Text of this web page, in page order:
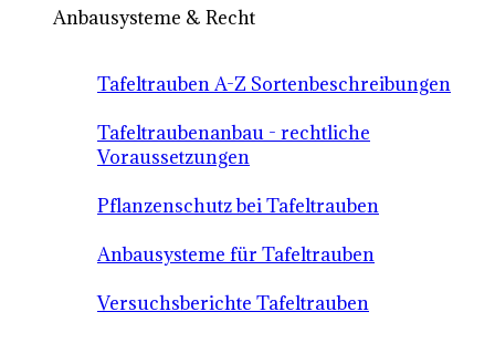
Anbausysteme & Recht
Tafeltrauben A-Z Sortenbeschreibungen
Tafeltraubenanbau - rechtliche
Voraussetzungen
Pflanzenschutz bei Tafeltrauben
Anbausysteme für Tafeltrauben
Versuchsberichte Tafeltrauben